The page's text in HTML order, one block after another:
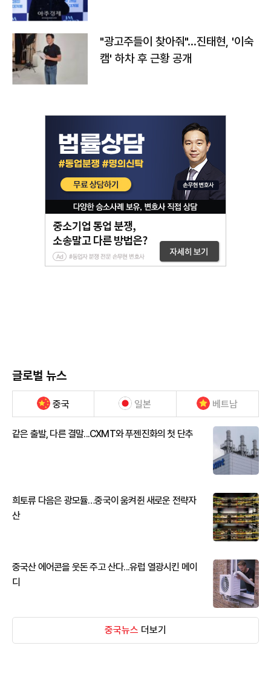
"광고주들이 찾아줘"…진태현, '이숙
캠' 하차 후 근황 공개
글로벌 뉴스
중국 일본 베트남
같은 출발, 다른 결말...CXMT와 푸젠진화의 첫 단추
희토류 다음은 광모듈…중국이 움켜쥔 새로운 전략자
산
중국산 에어콘을 웃돈 주고 산다...유럽 열광시킨 메이
디
중국뉴스 더보기